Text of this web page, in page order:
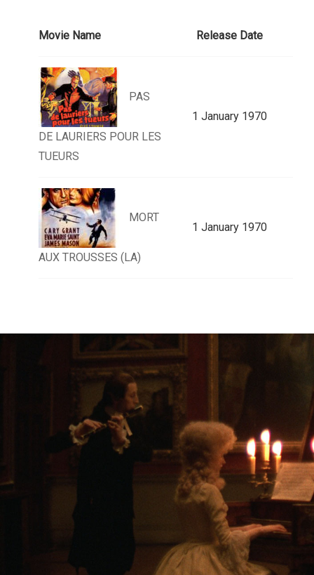
Movie Name Release Date
PAS
DE LAURIERS POUR LES
TUEURS
1 January 1970
MORT
AUX TROUSSES (LA)
1 January 1970